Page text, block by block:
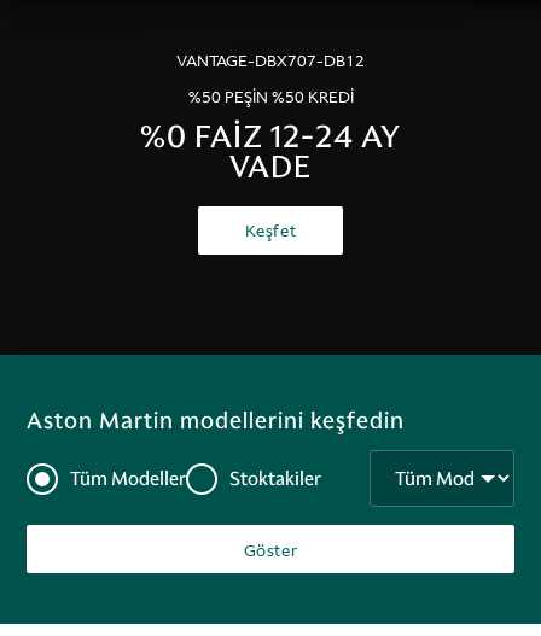
VANTAGE-DBX707-DB12
%50 PEŞİN %50 KREDİ
%0 FAİZ 12-24 AY
VADE
Keşfet
Aston Martin modellerini keşfedin
Tüm Modeller Stoktakiler
Göster